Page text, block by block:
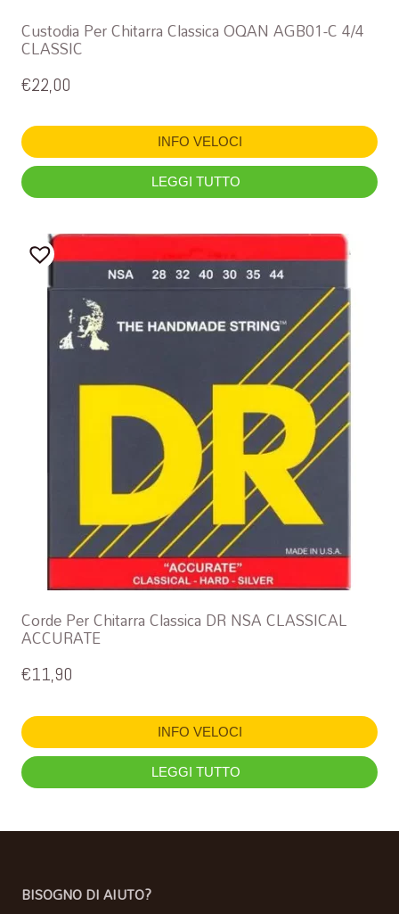
Custodia Per Chitarra Classica OQAN AGB01-C 4/4
CLASSIC
€22,00
INFO VELOCI
LEGGI TUTTO
Corde Per Chitarra Classica DR NSA CLASSICAL
ACCURATE
€11,90
INFO VELOCI
LEGGI TUTTO
BISOGNO DI AIUTO?